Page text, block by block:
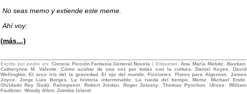
No seas memo y extiende este meme.
Ahí voy:
(más…)
Escrito por pedro en:Ciencia Ficción, Fantasía General Novela | Etiquetas:Ana María Matute Bastian,
Catherynne M. Valente
Cómo acabar de una vez por todas con la cultura Daniel Keyes
David
Wellington,El arco iris del la gravedad,El ojo del mundo Ficciones Flores para Algernon, James
Joyce
Jorge Luis Borges ,La historia interminable ,La rueda del tiempo Meme ,Michael Ende
Olvidado Rey Gudú,Palimpsest Robert Jordan Roger Zelazny Thomas Pynchon Ulises
William
Faulkner, Woody Allen, Zombie Island